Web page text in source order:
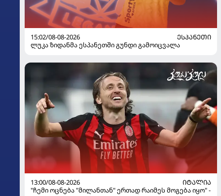
15:02/08-08-2026
ᲔᲡᲞᲐᲜᲔᲗᲘ
ლუკა ზიდანმა ესპანეთში გუნდი გამოიცვალა
13:00/08-08-2026
ᲘᲢᲐᲚᲘᲐ
"ჩემი ოცნება "მილანთან" ერთად რაიმეს მოგება იყო" -